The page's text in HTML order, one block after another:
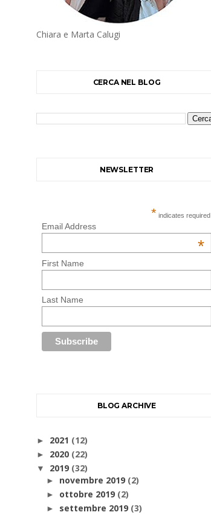
Chiara e Marta Calugi
CERCA NEL BLOG
NEWSLETTER
* indicates required
Email Address
*
First Name
Last Name
BLOG ARCHIVE
► 2021 (12)
► 2020 (22)
▼ 2019 (32)
► novembre 2019 (2)
► ottobre 2019 (2)
► settembre 2019 (3)